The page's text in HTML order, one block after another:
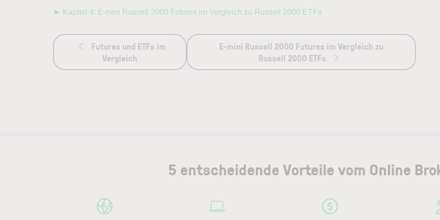
► Kapitel 4: E-mini Russell 2000 Futures im Vergleich zu Russell 2000 ETFs
Futures und ETFs im
Vergleich
E-mini Russell 2000 Futures im Vergleich zu
Russell 2000 ETFs
5 entscheidende Vorteile vom Online